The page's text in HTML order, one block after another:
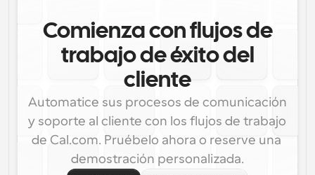
Comienza con flujos de
trabajo de éxito del
cliente
Automatice sus procesos de comunicación
y soporte al cliente con los flujos de trabajo
de Cal.com. Pruébelo ahora o reserve una
demostración personalizada.